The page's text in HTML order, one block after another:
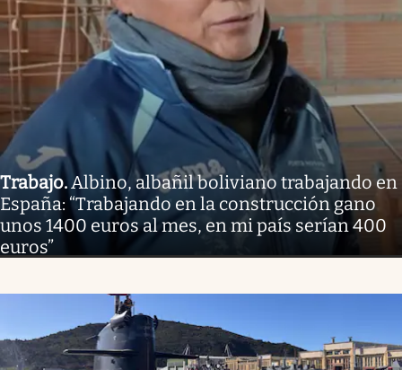
Trabajo.Albino, albañil boliviano trabajando en
España: “Trabajando en la construcción gano
unos 1400 euros al mes, en mi país serían 400
euros”